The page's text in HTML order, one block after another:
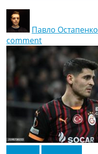
Павло Остапенко
comment